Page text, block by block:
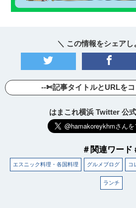
＼ この情報をシェアし
--✄記事タイトルとURLを
はまこれ横浜 Twitter 公
＃関連ワード
エスニック料理・各国料理 グルメブログ コ
ランチ